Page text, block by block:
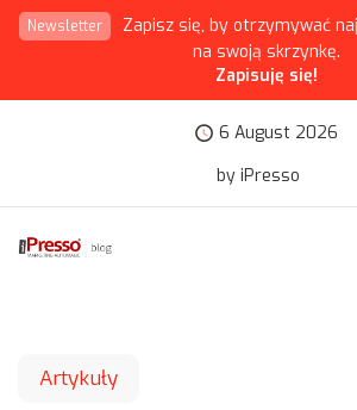
Newsletter
Zapisz się, by otrzymywać
na swoją skrzynkę.
Zapisuję się!
6 August 2026
by iPresso
Artykuły